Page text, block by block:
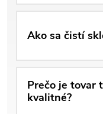
Ako sa čistí
Prečo je tovar
kvalitné?